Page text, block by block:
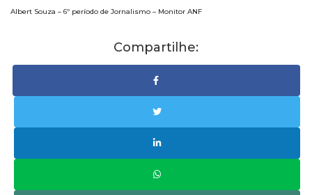
Albert Souza – 6º período de Jornalismo – Monitor ANF
Compartilhe: